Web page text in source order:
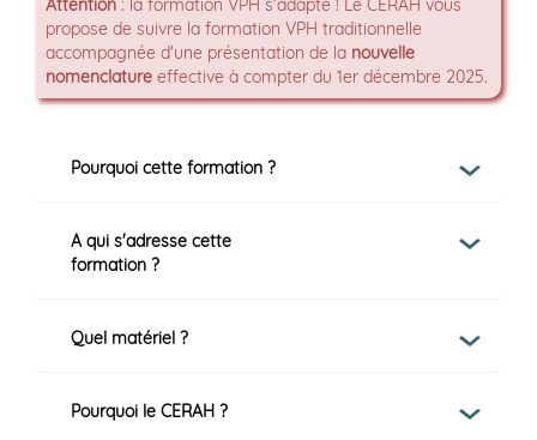
Attention : la formation VPH s'adapte ! Le CERAH vous
propose de suivre la formation VPH traditionnelle
accompagnée d'une présentation de la nouvelle
nomenclature effective à compter du 1er décembre 2025.
Pourquoi cette formation ?
A qui s'adresse cette
formation ?
Quel matériel ?
Pourquoi le CERAH ?